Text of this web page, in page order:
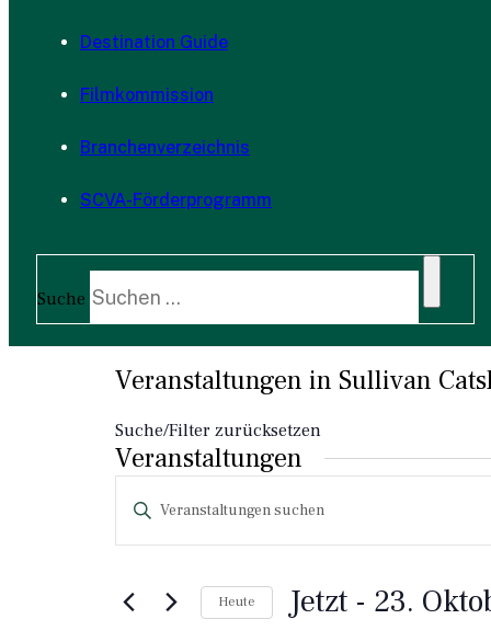
Destination Guide
Filmkommission
Branchenverzeichnis
SCVA-Förderprogramm
Suche
Veranstaltungen in Sullivan
Suche/Filter zurücksetzen
Veranstaltungen
Veranstaltungssuche
und
Navigation
Geben
Sie
ein
ein.
Suchen
Heute Jetzt - 23.